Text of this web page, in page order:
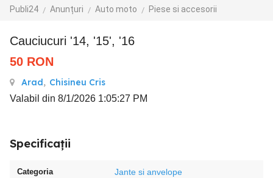
Publi24 Anunțuri Auto moto Piese si accesorii
Cauciucuri '14, '15', '16
50 RON
Arad, Chisineu Cris
Valabil din 8/1/2026 1:05:27 PM
Specificații
Categoria Jante si anvelope